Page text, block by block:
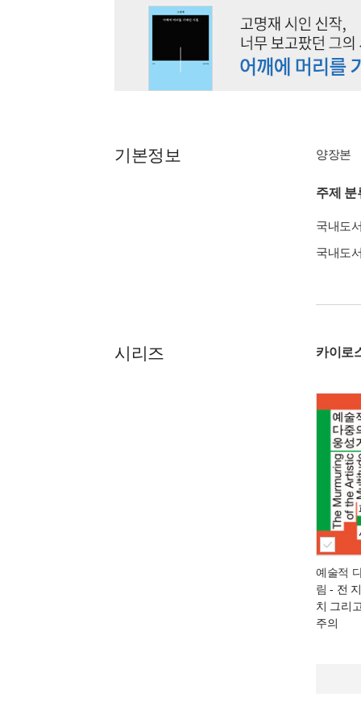
기본정보 양장본
주제 분
국내도
국내도
시리즈 카이로
예술적
림 - 전
치 그리
주의